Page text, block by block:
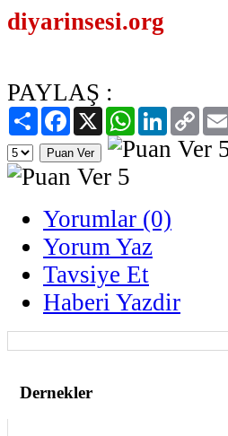
diyarinsesi.org
PAYLAŞ :
PaylaşFacebook
X WhatsAppLinkedIn
Copy
Link
Yorumlar (0)
Yorum Yaz
Tavsiye Et
Haberi Yazdir
Dernekler